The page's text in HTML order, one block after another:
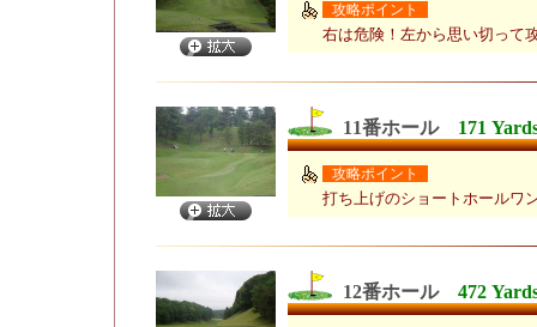
攻略ポイント
右は危険！左から思い切って
11番ホール 171
攻略ポイント
打ち上げのショートホールワ
12番ホール 472